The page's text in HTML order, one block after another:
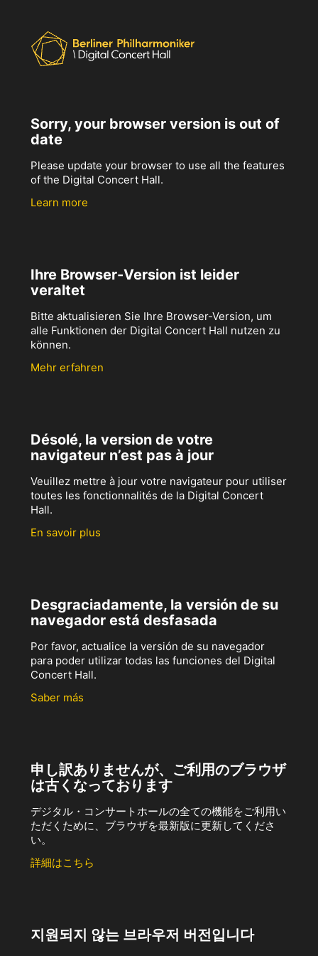
Sorry, your browser version is out of
date
Please update your browser to use all the features
of the Digital Concert Hall.
Learn more
Ihre Browser-Version ist leider
veraltet
Bitte aktualisieren Sie Ihre Browser-Version, um
alle Funktionen der Digital Concert Hall nutzen zu
können.
Mehr erfahren
Désolé, la version de votre
navigateur n’est pas à jour
Veuillez mettre à jour votre navigateur pour utiliser
toutes les fonctionnalités de la Digital Concert
Hall.
En savoir plus
Desgraciadamente, la versión de su
navegador está desfasada
Por favor, actualice la versión de su navegador
para poder utilizar todas las funciones del Digital
Concert Hall.
Saber más
申し訳ありませんが、ご利用のブラウザ
は古くなっております
デジタル・コンサートホールの全ての機能をご利用い
ただくために、ブラウザを最新版に更新してくださ
い。
詳細はこちら
지원되지 않는 브라우저 버전입니다